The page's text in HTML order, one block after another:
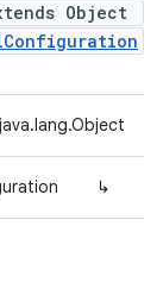
Object
java.lang.Object
↳